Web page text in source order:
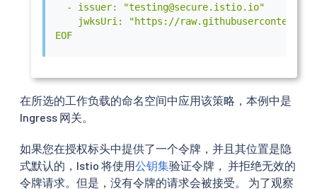
  - issuer: "testing@secure.istio.io"
jwksUri: "https://
EOF
在所选的工作负载的命名空间中应用该策略，本例中是
Ingress 网关。
如果您在授权标头中提供了一个令牌，并且其位置是隐
式默认的，Istio 将使用公钥集验证令牌， 并拒绝无效的
令牌请求。但是，没有令牌的请求会被接受。 为了观察